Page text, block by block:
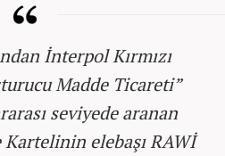
İnterpol Kırmızı
Madde Ticareti”
seviyede aranan
elebaşı RAWİ